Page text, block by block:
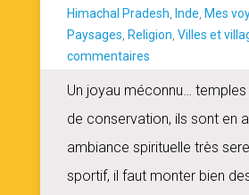
Himachal Pradesh
Inde Mes
Paysages Religion Villes et
commentaires
Un joyau méconnu…
de conservation, ils sont en
ambiance spirituelle très
sportif, il faut monter bien